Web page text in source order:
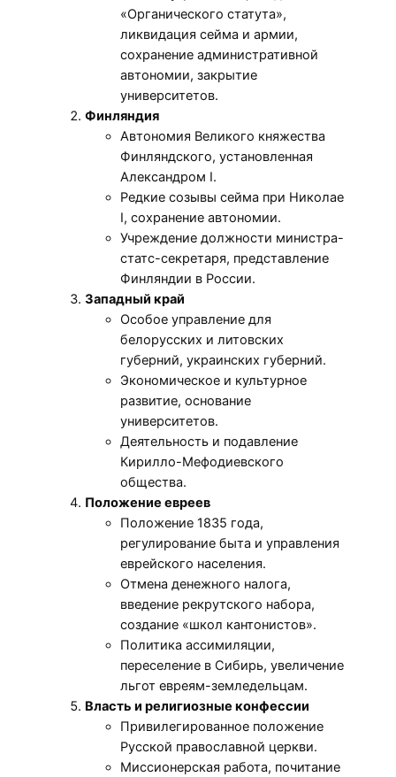
«Органического статута»,
ликвидация сейма и армии,
сохранение административной
автономии, закрытие
университетов.
Финляндия
Автономия Великого княжества
Финляндского, установленная
Александром I.
Редкие созывы сейма при Николае
I, сохранение автономии.
Учреждение должности министра-
статс-секретаря, представление
Финляндии в России.
Западный край
Особое управление для
белорусских и литовских
губерний, украинских губерний.
Экономическое и культурное
развитие, основание
университетов.
Деятельность и подавление
Кирилло-Мефодиевского
общества.
Положение евреев
Положение 1835 года,
регулирование быта и управления
еврейского населения.
Отмена денежного налога,
введение рекрутского набора,
создание «школ кантонистов».
Политика ассимиляции,
переселение в Сибирь, увеличение
льгот евреям-земледельцам.
Власть и религиозные конфессии
Привилегированное положение
Русской православной церкви.
Миссионерская работа, почитание